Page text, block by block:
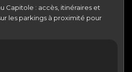
Capitole : accès, itinéraires et
les parkings à proximité pour